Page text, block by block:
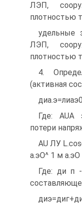
ЛЭП,
плотностью
удельные
ЛЭП,
плотностью
4.
(активная
Где: AUA
потери
AU ЛУ
а.эО^ 1 м а.эО
Где: ди п -